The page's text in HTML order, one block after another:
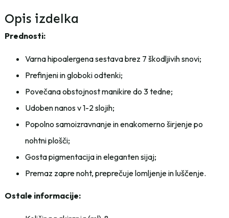
Opis izdelka
Prednosti:
Varna hipoalergena sestava brez 7 škodljivih snovi;
Prefinjeni in globoki odtenki;
Povečana obstojnost manikire do 3 tedne;
Udoben nanos v 1-2 slojih;
Popolno samoizravnanje in enakomerno širjenje po
nohtni plošči;
Gosta pigmentacija in eleganten sijaj;
Premaz zapre noht, preprečuje lomljenje in luščenje.
Ostale informacije: